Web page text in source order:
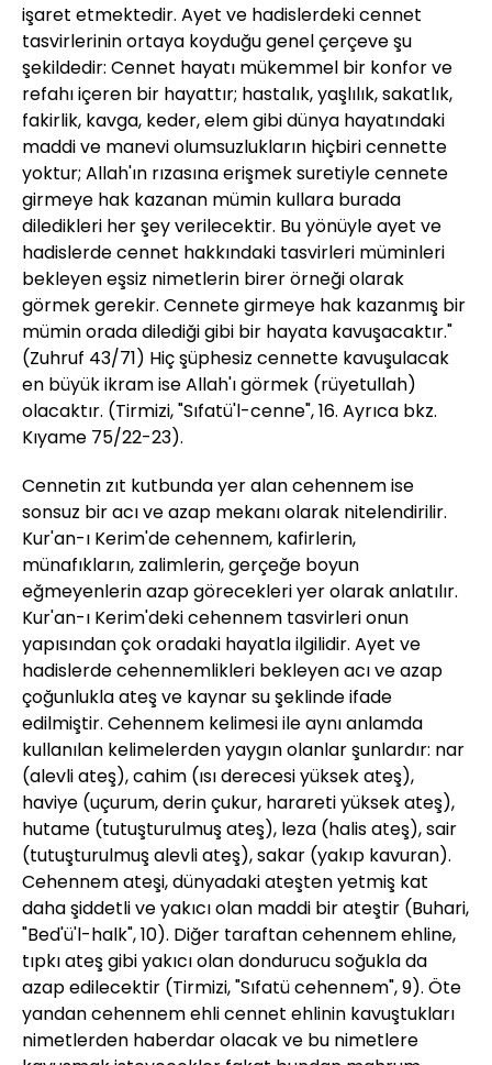
işaret etmektedir. Ayet ve hadislerdeki cennet
tasvirlerinin ortaya koyduğu genel çerçeve şu
şekildedir: Cennet hayatı mükemmel bir konfor ve
refahı içeren bir hayattır; hastalık, yaşlılık, sakatlık,
fakirlik, kavga, keder, elem gibi dünya hayatındaki
maddi ve manevi olumsuzlukların hiçbiri cennette
yoktur; Allah'ın rızasına erişmek suretiyle cennete
girmeye hak kazanan mümin kullara burada
diledikleri her şey verilecektir. Bu yönüyle ayet ve
hadislerde cennet hakkındaki tasvirleri müminleri
bekleyen eşsiz nimetlerin birer örneği olarak
görmek gerekir. Cennete girmeye hak kazanmış bir
mümin orada dilediği gibi bir hayata kavuşacaktır."
(Zuhruf 43/71) Hiç şüphesiz cennette kavuşulacak
en büyük ikram ise Allah'ı görmek (rüyetullah)
olacaktır. (Tirmizi, "Sıfatü'l-cenne", 16. Ayrıca bkz.
Kıyame 75/22-23).
Cennetin zıt kutbunda yer alan cehennem ise
sonsuz bir acı ve azap mekanı olarak nitelendirilir.
Kur'an-ı Kerim'de cehennem, kafirlerin,
münafıkların, zalimlerin, gerçeğe boyun
eğmeyenlerin azap görecekleri yer olarak anlatılır.
Kur'an-ı Kerim'deki cehennem tasvirleri onun
yapısından çok oradaki hayatla ilgilidir. Ayet ve
hadislerde cehennemlikleri bekleyen acı ve azap
çoğunlukla ateş ve kaynar su şeklinde ifade
edilmiştir. Cehennem kelimesi ile aynı anlamda
kullanılan kelimelerden yaygın olanlar şunlardır: nar
(alevli ateş), cahim (ısı derecesi yüksek ateş),
haviye (uçurum, derin çukur, harareti yüksek ateş),
hutame (tutuşturulmuş ateş), leza (halis ateş), sair
(tutuşturulmuş alevli ateş), sakar (yakıp kavuran).
Cehennem ateşi, dünyadaki ateşten yetmiş kat
daha şiddetli ve yakıcı olan maddi bir ateştir (Buhari,
"Bed'ü'l-halk", 10). Diğer taraftan cehennem ehline,
tıpkı ateş gibi yakıcı olan dondurucu soğukla da
azap edilecektir (Tirmizi, "Sıfatü cehennem", 9). Öte
yandan cehennem ehli cennet ehlinin kavuştukları
nimetlerden haberdar olacak ve bu nimetlere